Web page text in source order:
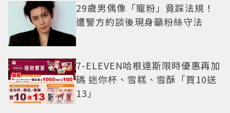
29歲男偶像「寵粉」竟踩法規！
遭警方約談後現身籲粉絲守法
7-ELEVEN哈根達斯限時優惠再加
碼 迷你杯、雪糕、雪酥「買10送
13」